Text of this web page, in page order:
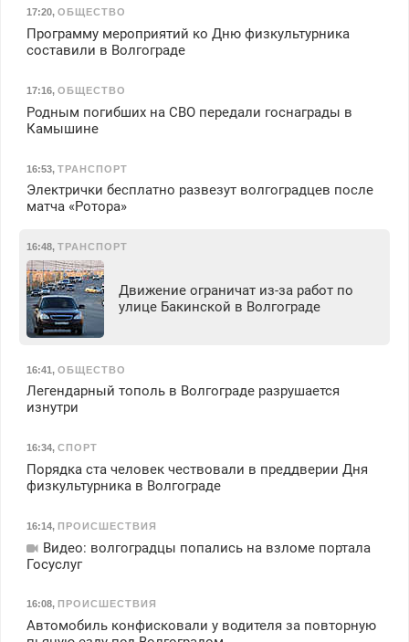
17:20, ОБЩЕСТВО
Программу мероприятий ко Дню физкультурника
составили в Волгограде
17:16, ОБЩЕСТВО
Родным погибших на СВО передали госнаграды в
Камышине
16:53, ТРАНСПОРТ
Электрички бесплатно развезут волгоградцев после
матча «Ротора»
16:48, ТРАНСПОРТ
Движение ограничат из-за работ по
улице Бакинской в Волгограде
16:41, ОБЩЕСТВО
Легендарный тополь в Волгограде разрушается
изнутри
16:34, СПОРТ
Порядка ста человек чествовали в преддверии Дня
физкультурника в Волгограде
16:14, ПРОИСШЕСТВИЯ
Видео: волгоградцы попались на взломе портала
Госуслуг
16:08, ПРОИСШЕСТВИЯ
Автомобиль конфисковали у водителя за повторную